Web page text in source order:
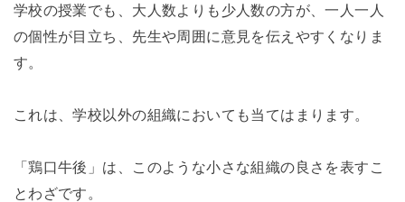
学校の授業でも、大人数よりも少人数の方が、一人一人
の個性が目立ち、先生や周囲に意見を伝えやすくなりま
す。
これは、学校以外の組織においても当てはまります。
「鶏口牛後」は、このような小さな組織の良さを表すこ
とわざです。